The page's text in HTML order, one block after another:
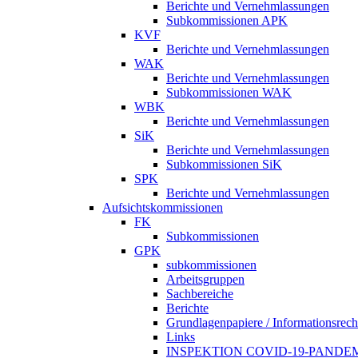
Berichte und Vernehmlassungen
Subkommissionen APK
KVF
Berichte und Vernehmlassungen
WAK
Berichte und Vernehmlassungen
Subkommissionen WAK
WBK
Berichte und Vernehmlassungen
SiK
Berichte und Vernehmlassungen
Subkommissionen SiK
SPK
Berichte und Vernehmlassungen
Aufsichtskommissionen
FK
Subkommissionen
GPK
subkommissionen
Arbeitsgruppen
Sachbereiche
Berichte
Grundlagenpapiere /
Links
INSPEKTION COVID-19-